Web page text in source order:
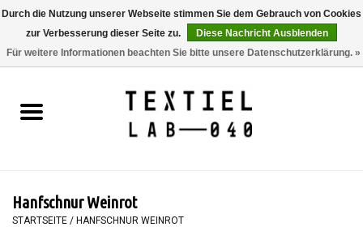
0 Artikel - €0,00
BÜCHER
MALEN
Hanfschnur Weinrot
STARTSEITE / HANFSCHNUR WEINROT
Durch die Nutzung unserer Webseite stimmen Sie dem Gebrauch von Cookies
zur Verbesserung dieser Seite zu.
Diese Nachricht Ausblenden
Für weitere Informationen beachten Sie bitte unsere Datenschutzerklärung. »